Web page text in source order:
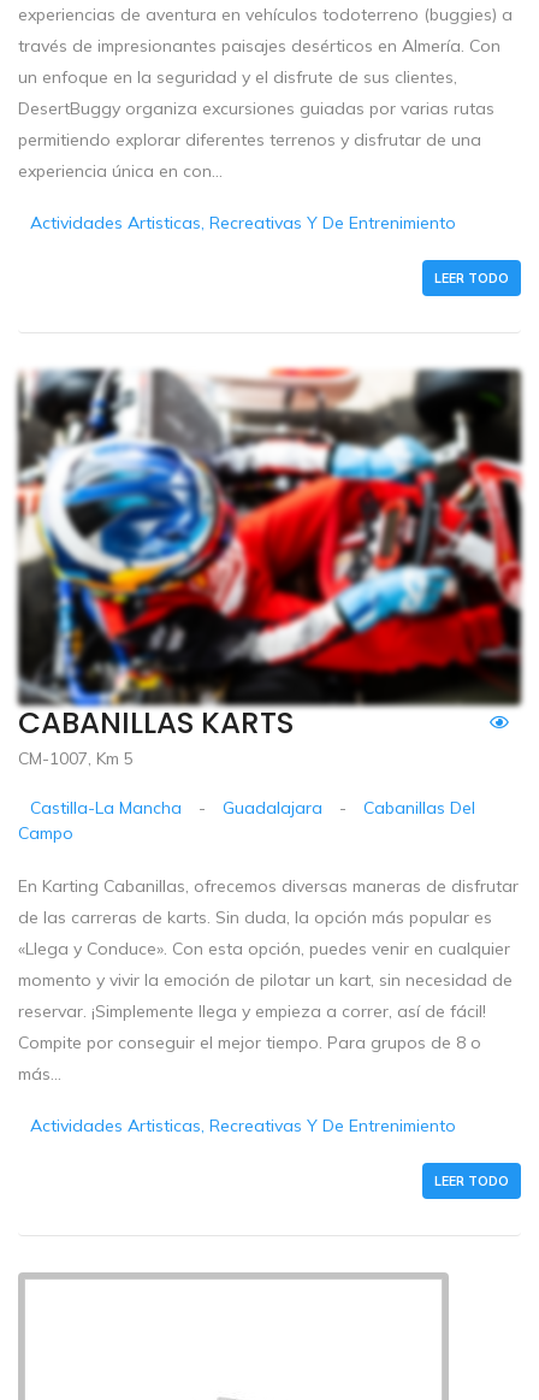
experiencias de aventura en vehículos todoterreno (buggies) a
través de impresionantes paisajes desérticos en Almería. Con
un enfoque en la seguridad y el disfrute de sus clientes,
DesertBuggy organiza excursiones guiadas por varias rutas
permitiendo explorar diferentes terrenos y disfrutar de una
experiencia única en con...
Actividades Artisticas, Recreativas Y De Entrenimiento
LEER TODO
CABANILLAS KARTS
CM-1007, Km 5
Castilla-La Mancha - Guadalajara -
Cabanillas Del
Campo
En Karting Cabanillas, ofrecemos diversas maneras de disfrutar
de las carreras de karts. Sin duda, la opción más popular es
«Llega y Conduce». Con esta opción, puedes venir en cualquier
momento y vivir la emoción de pilotar un kart, sin necesidad de
reservar. ¡Simplemente llega y empieza a correr, así de fácil!
Compite por conseguir el mejor tiempo. Para grupos de 8 o
más...
Actividades Artisticas, Recreativas Y De Entrenimiento
LEER TODO